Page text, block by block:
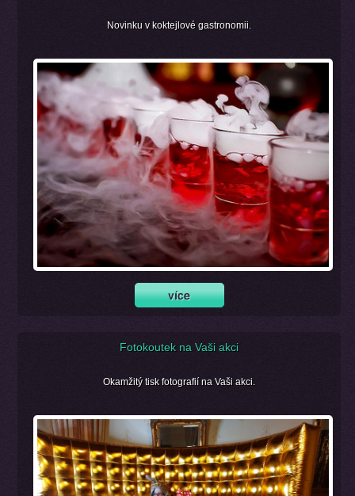
Novinku v koktejlové gastronomii.
Fotokoutek na Vaši akci
Okamžitý tisk fotografií na Vaši akci.